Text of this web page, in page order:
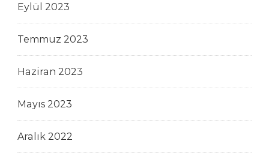
Eylül 2023
Temmuz 2023
Haziran 2023
Mayıs 2023
Aralık 2022